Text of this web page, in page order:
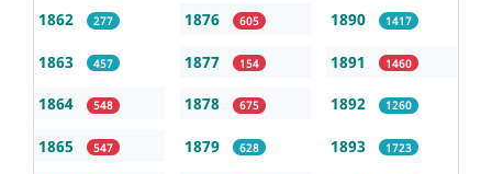
1862 277
1863 457
1864 548
1865 547
1876 605
1877 154
1878 675
1879 628
1890 1417
1891 1460
1892 1260
1893 1723